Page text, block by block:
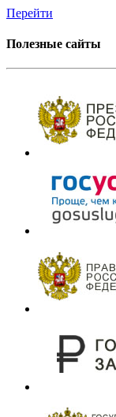
Перейти
Полезные сайты